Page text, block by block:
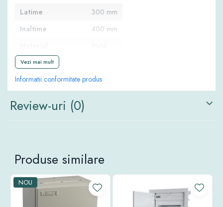
Latime
300 mm
Inaltime
400 mm
Vezi mai mult
Informatii conformitate produs
Review-uri (0)
Produse similare
NOU